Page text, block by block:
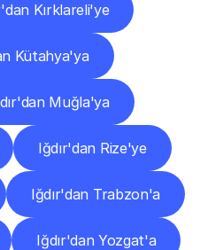
Kırklareli'ye
Kütahya'ya
Muğla'ya
Iğdır'dan Rize'ye
Iğdır'dan Trabzon'a
Iğdır'dan Yozgat'a